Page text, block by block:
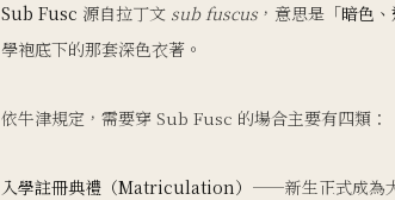
Sub Fusc 源自拉丁文 sub fuscus ，意思是「暗色
學袍底下的那套深色衣著。
依牛津規定，需要穿 Sub Fusc 的場合主要有四類：
入學註冊典禮（Matriculation） ——新生正式成為